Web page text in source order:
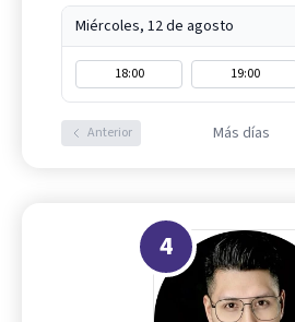
Miércoles, 12 de agosto
18:00 19:00
Anterior Más días
4